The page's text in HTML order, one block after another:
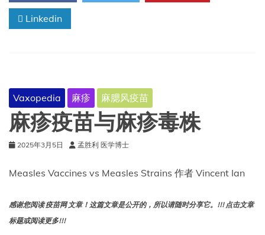
麻
Linkedin
Vaxopedia 麻疹 麻腮风疫苗
麻疹疫苗与麻疹毒株
2025年3月5日 孟胜利 医学博士
Measles Vaccines vs Measles Strains 作者 Vincent Ian
感谢您阅读 疫苗网 文章！这篇文章是公开的，所以请随时分享它。!!! 点击文章
标题或阅读更多!!!